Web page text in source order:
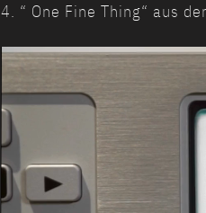
4. “ One Fine Thing“ aus
Video-